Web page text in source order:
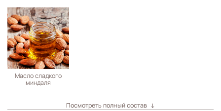
Масло сладкого
миндаля
Посмотреть полный состав